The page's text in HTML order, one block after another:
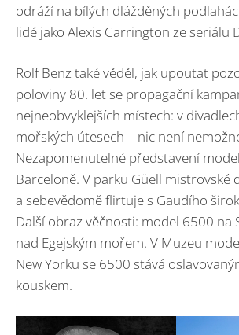
odráží na bílých dlážděných
lidé jako Alexis Carrington ze seriálu
Rolf Benz také věděl, jak upoutat
poloviny 80. let se propagační
nejneobvyklejších místech: v
mořských útesech – nic není
Nezapomenutelné představení
Barceloně. V parku Güell mistrovské
a sebevědomě flirtuje s Gaudího
Další obraz věčnosti: model 6500 na
nad Egejským mořem. V Muzeu
New Yorku se 6500 stává
kouskem.